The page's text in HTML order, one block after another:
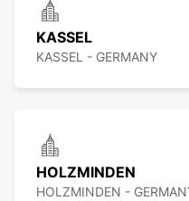
KASSEL
KASSEL - GERMANY
HOLZMINDEN
HOLZMINDEN -